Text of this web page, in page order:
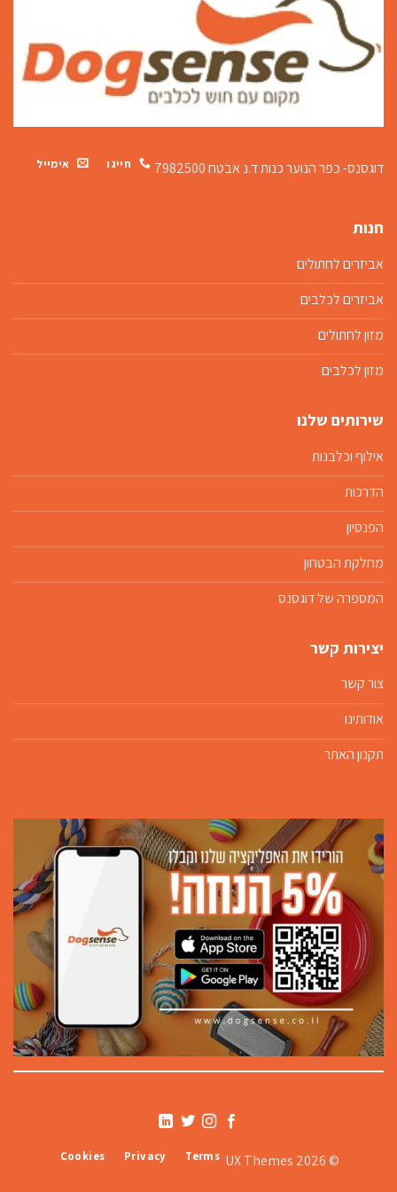
דוגסנס- כפר הנוער כנותד.נ אבטח 7982500 חייגו אימייל
חנות
אביזרים לחתולים
אביזרים לכלבים
מזון לחתולים
מזון לכלבים
שירותים שלנו
אילוף וכלבנות
הדרכות
הפנסיון
מחלקת הבטחון
המספרה של דוגסנס
יצירות קשר
צור קשר
אודותינו
תקנון האתר
© 2026 UX Themes
Terms
Privacy
Cookies